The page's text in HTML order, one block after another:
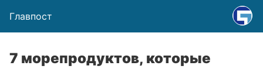
Главпост
7 морепродуктов, которые